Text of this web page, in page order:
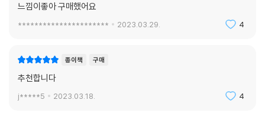
2023년 2월
느낌이좋아 구매했어요
********************** 2023.03.29. 4
종이책 구매
추천합니다
j*****5 2023.03.18. 4